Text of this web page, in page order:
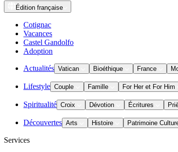
Édition française
Cotignac
Vacances
Castel Gandolfo
Adoption
Actualités Vatican Bioéthique France
Lifestyle Couple Famille For Her et For Him
Spiritualité Croix Dévotion Écritures
Découvertes Arts Histoire Patrimoine
Services